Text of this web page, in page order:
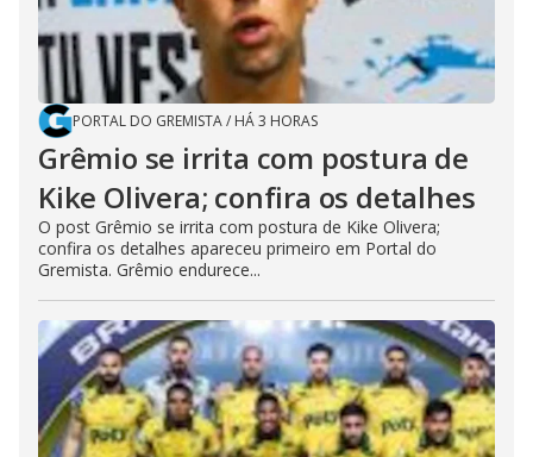
PORTAL DO GREMISTA/ HÁ 3 HORAS
Grêmio se irrita com postura de
Kike Olivera; confira os detalhes
O post Grêmio se irrita com postura de Kike Olivera;
confira os detalhes apareceu primeiro em Portal do
Gremista. Grêmio endurece...